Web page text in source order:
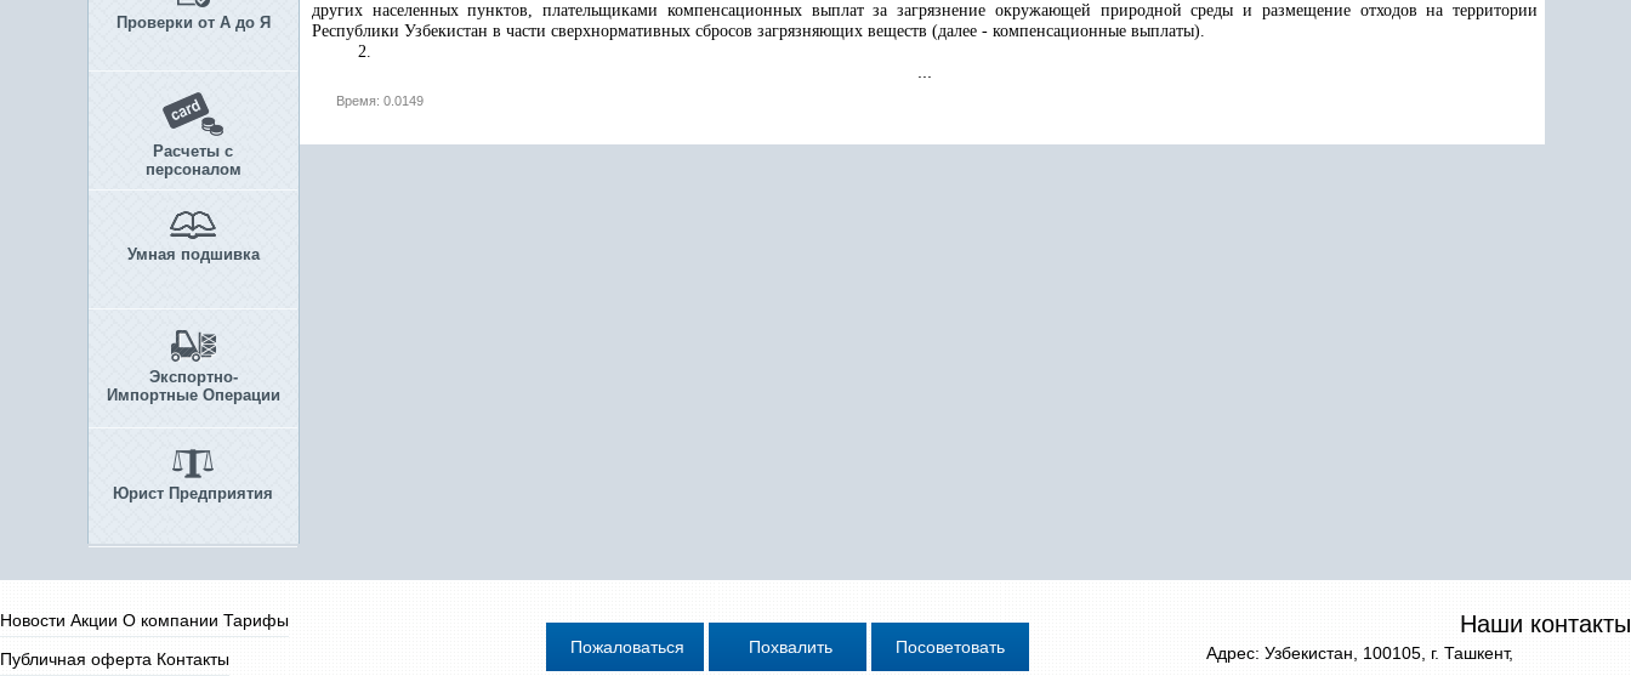
Проверки от А до Я
Расчеты с
персоналом
Умная подшивка
Экспортно-
Импортные Операции
Юрист Предприятия
других населенных пунктов, плательщиками компенсационных выплат за загрязнение окружающей природной среды и размещение отходов на территории
Республики Узбекистан в части сверхнормативных сбросов загрязняющих веществ (далее - компенсационные выплаты).
2.
Время: 0.0149
Новости Акции О компании Тарифы
Публичная оферта Контакты
Наши контакты
Адрес: Узбекистан, 100105, г. Ташкент,